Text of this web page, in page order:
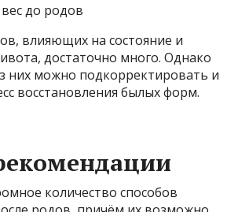
до родов
влияющих на состояние и
достаточно много. Однако
них можно подкорректировать и
восстановления былых форм.
количество способов